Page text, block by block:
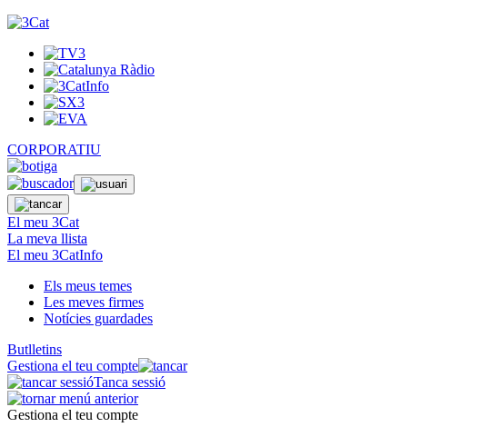
CORPORATIU
El meu 3Cat
La meva llista
El meu 3CatInfo
Els meus temes
Les meves firmes
Notícies guardades
Butlletins
Gestiona el teu compte
Tanca sessió
Gestiona el teu compte